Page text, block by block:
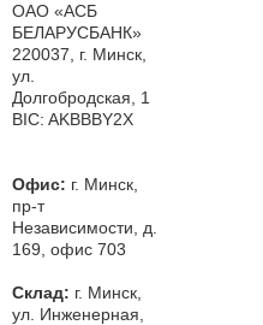
ОАО «АСБ
БЕЛАРУСБАНК»
220037, г. Минск,
ул.
Долгобродская, 1
BIC: AKBBBY2X
Офис: г. Минск,
пр-т
Независимости, д.
169, офис 703
Склад: г. Минск,
ул. Инженерная,